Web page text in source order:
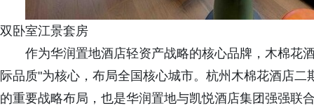
双卧室江景套房
作为华润置地酒店轻资产战略的核心品牌，木棉花
际品质"为核心，布局全国核心城市。杭州木棉花酒店
的重要战略布局，也是华润置地与凯悦酒店集团强强联